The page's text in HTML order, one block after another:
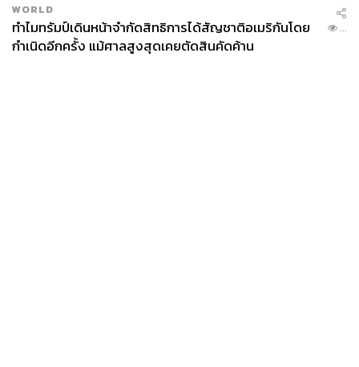
WORLD
ทำไมทรัมป์เดินหน้าจำกัดสิทธิการได้สัญชาติอเมริกันโดย
กำเนิดอีกครั้ง แม้ศาลสูงสุดเคยตัดสินคัดค้าน
...